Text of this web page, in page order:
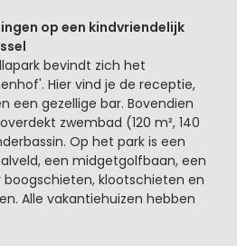
op een kindvriendelijk
bevindt zich het
Hier vind je de receptie,
een gezellige bar. Bovendien
zwembad (120 m², 140
Op het park is een
een midgetgolfbaan, een
klootschieten en
Alle vakantiehuizen hebben